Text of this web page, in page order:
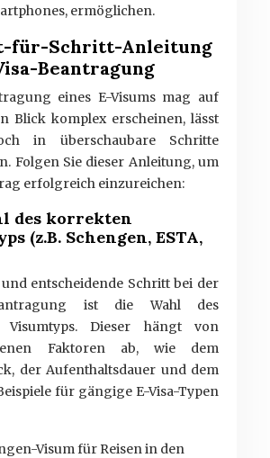
ermöglichen.
für-Schritt-Anleitung
Beantragung
eines E-Visums mag auf
Blick komplex erscheinen, lässt
in überschaubare Schritte
Folgen Sie dieser Anleitung, um
erfolgreich einzureichen:
des korrekten
(z.B. Schengen, ESTA,
entscheidende Schritt bei der
ist die Wahl des
Visumtyps. Dieser hängt von
Faktoren ab, wie dem
der Aufenthaltsdauer und dem
für gängige E-Visa-Typen
Visum für Reisen in den